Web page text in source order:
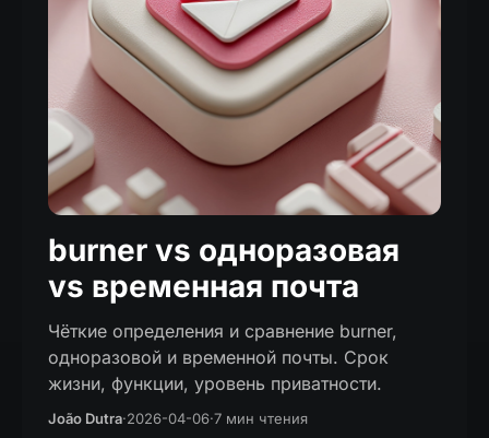
burner vs одноразовая
vs временная почта
Чёткие определения и сравнение burner,
одноразовой и временной почты. Срок
жизни, функции, уровень приватности.
João Dutra·2026-04-06·7 мин чтения